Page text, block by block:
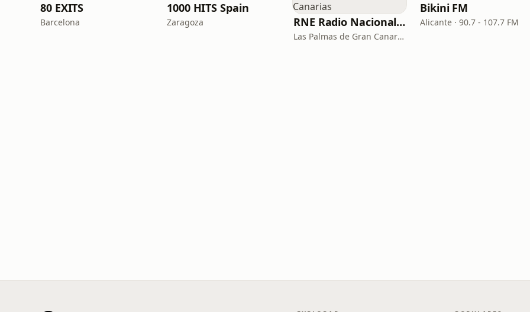
80 EXITS
Barcelona
1000 HITS Spain
Zaragoza RNE Radio Nacional - Canarias
Las Palmas de Gran Canaria · 92.8 FM
Bikini FM
Alicante · 90.7 - 107.7 FM